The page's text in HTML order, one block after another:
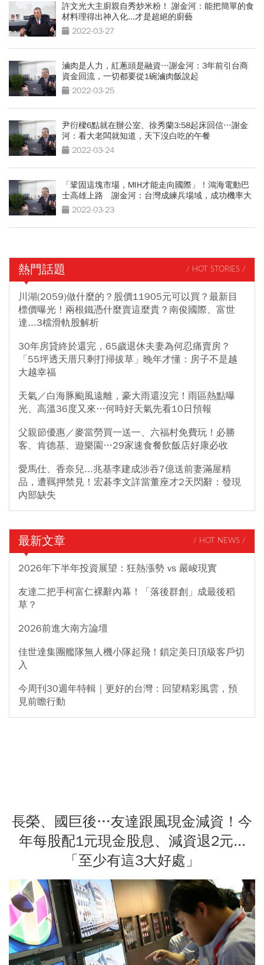
許文光大主廚親自秀炒米粉！ 謝金河：能把簡單的食
材料理得出神入化...才是超絕的廚藝
2022-03-27
滷肉是人力，紅蔥頭是融資…謝金河：3年前引台商
資金回流，一切都要從1碗滷肉飯說起
2022-03-25
尹衍樑6點就在辦公室、徐秀蘭3:58起床回信…謝金
河：看大老闆就知道，天下沒白吃的午餐
2022-03-24
「鞏固這塊市場，MIH才能走向國際」！鴻海電動巴
士高雄上路 謝金河：台灣成練兵場域，成功機率大
很多2022-03-23
熱門話題 / HOT STORIES /
川湖(2059)做什麼的？股價11905元可以買？最新目
標價曝光！兩根鐵憑什麼賣這麼貴？南俊國際、富世
達...3檔滑軌股解析
30年房貸終於還完，65歲退休夫妻為何忍痛賣房？
「55坪透天厝只剩打掃拔草」晚年才懂：房子不是越
大越幸福
天氣／白海豚颱風遠離，豪大雨還沒完！雨區熱點曝
光、高溫36度又來…何時好天氣先看10日預報
父親節優惠／麥當勞買一送一、六福村免費玩！必勝
客、肯德基、遊樂園…29家速食餐飲飯店好康必收
愛馬仕、香奈兒...兆基李建成涉吞7億送前妻滿屋精
品，遭羈押禁見！宏碁李文詳當董座才2天閃辭：發現
內部缺失
最新文章 / HOT NEWS /
2026年下半年投資展望：狂熱漲勢 vs 嚴峻現實
友達二把手柯富仁裸辭內幕！「落後群創」成最後稻
草？
2026前進大南方論壇
佳世達集團艦隊無人機小隊起飛！鎖定美日頂級客戶切
入
今周刊30週年特輯｜更好的台灣：回望精彩風雲，預
見前瞻行動
長榮、國巨後…友達跟風現金減資！今
年每股配1元現金股息、減資退2元...
「至少有這3大好處」